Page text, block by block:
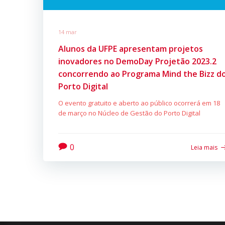
14 mar
Alunos da UFPE apresentam projetos
inovadores no DemoDay Projetão 2023.2
concorrendo ao Programa Mind the Bizz
Porto Digital
O evento gratuito e aberto ao público ocorrerá em 18
de março no Núcleo de Gestão do Porto Digital
0 Leia mais